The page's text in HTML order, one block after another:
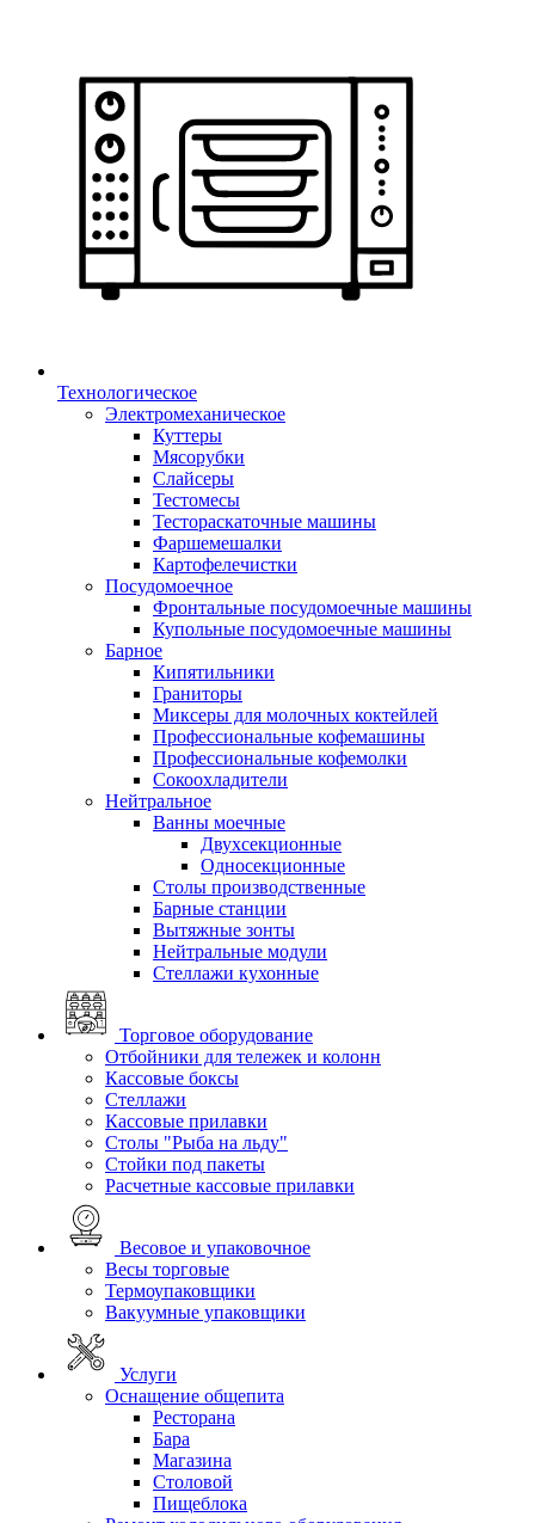
Технологическое
Электромеханическое
Куттеры
Мясорубки
Слайсеры
Тестомесы
Тестораскаточные машины
Фаршемешалки
Картофелечистки
Посудомоечное
Фронтальные посудомоечные машины
Купольные посудомоечные машины
Барное
Кипятильники
Граниторы
Миксеры для молочных коктейлей
Профессиональные кофемашины
Профессиональные кофемолки
Сокоохладители
Нейтральное
Ванны моечные
Двухсекционные
Односекционные
Столы производственные
Барные станции
Вытяжные зонты
Нейтральные модули
Стеллажи кухонные
Торговое оборудование
Отбойники для тележек и колонн
Кассовые боксы
Стеллажи
Кассовые прилавки
Столы "Рыба на льду"
Стойки под пакеты
Расчетные кассовые прилавки
Весовое и упаковочное
Весы торговые
Термоупаковщики
Вакуумные упаковщики
Услуги
Оснащение общепита
Ресторана
Бара
Магазина
Столовой
Пищеблока